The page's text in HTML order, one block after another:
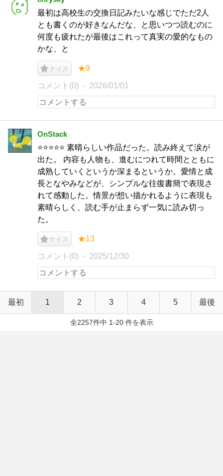
最初は高校生の交換日記みたいな感じでただ2人
とも書くのが好きなんだな、と思いつつ読むのに
何度も疲れたが最後はこれって真実の愛的なもの
かな、と
ナイス ★9
コメント(0) 2026/01/01
OnStack
⭐️⭐️⭐️⭐️⭐️ 素晴らしい作品だった。読み終えて涙が
出た。 内容も人物も、進むにつれて時間とともに
成熟していくというか深まるというか。愛情と成
長となやみなどが、シンプルな往復書簡で表現さ
れて感動した。情景が想い描かれるように表現も
素晴らしく、読む手が止まらず一気に読み切っ
た。
ナイス ★13
コメント(0) 2025/12/30
最初 1 2 3 4 5 最後
全2257件中 1-20 件を表示